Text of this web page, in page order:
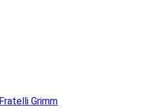
Fratelli Grimm